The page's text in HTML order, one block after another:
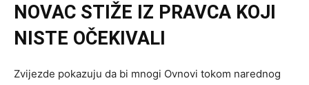
NOVAC STIŽE IZ PRAVCA KOJI
NISTE OČEKIVALI
Zvijezde pokazuju da bi mnogi Ovnovi tokom narednog